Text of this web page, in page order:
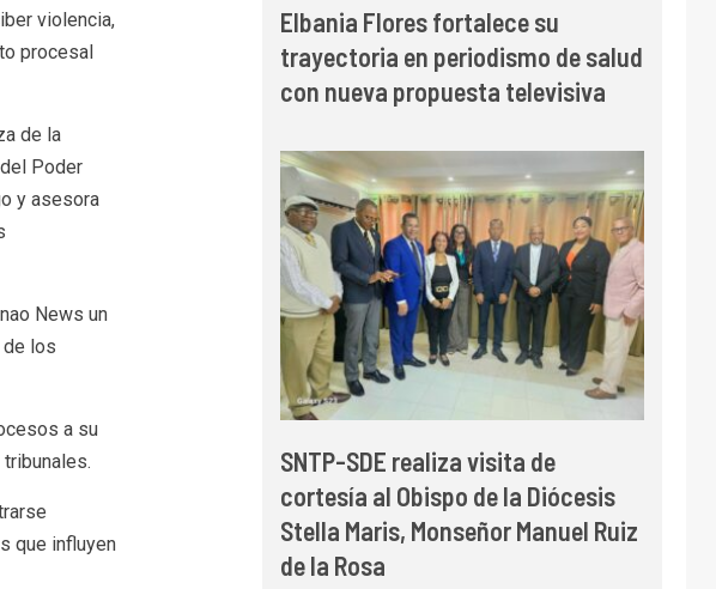
violencia,
procesal
de la
Poder
y asesora
News un
los
a su
que influyen
Elbania Flores fortalece su
trayectoria en periodismo de salud
con nueva propuesta televisiva
SNTP-SDE realiza visita de
cortesía al Obispo de la Diócesis
Stella Maris, Monseñor Manuel Ruiz
de la Rosa